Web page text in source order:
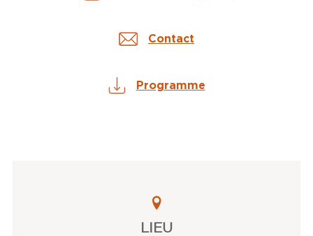
Contact
Programme
LIEU